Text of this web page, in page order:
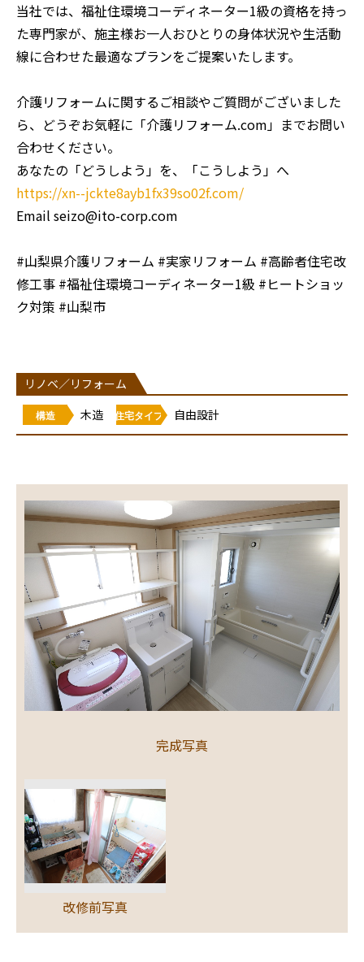
当社では、福祉住環境コーディネーター1級の資格を持っ
た専門家が、施主様お一人おひとりの身体状況や生活動
線に合わせた最適なプランをご提案いたします。
介護リフォームに関するご相談やご質問がございました
ら、どうぞお気軽に「介護リフォーム.com」までお問い
合わせください。
あなたの「どうしよう」を、「こうしよう」へ
https://xn--jckte8ayb1fx39so02f.com/
Email seizo@ito-corp.com
#山梨県介護リフォーム #実家リフォーム #高齢者住宅改
修工事 #福祉住環境コーディネーター1級 #ヒートショッ
ク対策 #山梨市
リノベ／リフォーム
構造 木造 住宅タイプ 自由設計
完成写真
改修前写真